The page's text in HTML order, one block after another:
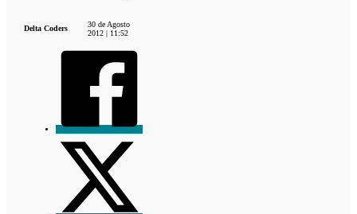
Delta Coders
30 de Agosto
2012 | 11:52